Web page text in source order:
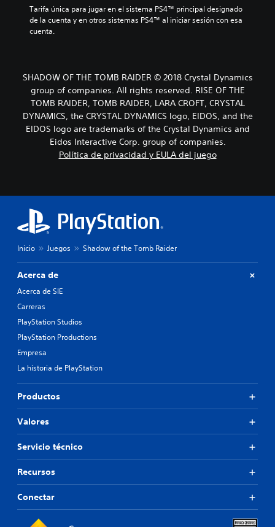
Tarifa única para jugar en el sistema PS4™ principal designado
de la cuenta y en otros sistemas PS4™ al iniciar sesión con esa
cuenta.
SHADOW OF THE TOMB RAIDER © 2018 Crystal Dynamics
group of companies. All rights reserved. RISE OF THE
TOMB RAIDER, TOMB RAIDER, LARA CROFT, CRYSTAL
DYNAMICS, the CRYSTAL DYNAMICS logo, EIDOS, and the
EIDOS logo are trademarks of the Crystal Dynamics and
Eidos Interactive Corp. group of companies.
Política de privacidad y EULA del juego
Inicio Juegos Shadow of the Tomb Raider
Acerca de
Acerca de SIE
Carreras
PlayStation Studios
PlayStation Productions
Empresa
La historia de PlayStation
Productos
Valores
Servicio técnico
Recursos
Conectar